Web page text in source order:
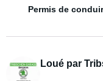
Permis de
Loué par